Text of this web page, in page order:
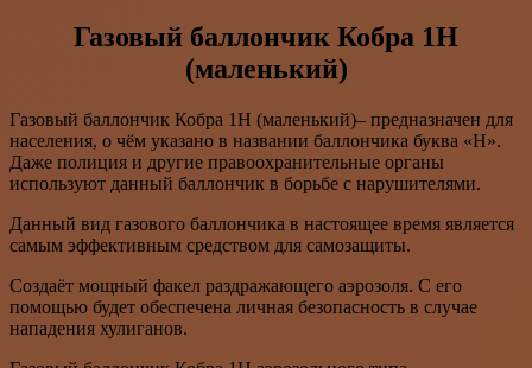
Газовый баллончик Кобра 1Н
(маленький)
Газовый баллончик Кобра 1Н (маленький)– предназначен для
населения, о чём указано в названии баллончика буква «Н».
Даже полиция и другие правоохранительные органы
используют данный баллончик в борьбе с нарушителями.
Данный вид газового баллончика в настоящее время является
самым эффективным средством для самозащиты.
Создаёт мощный факел раздражающего аэрозоля. С его
помощью будет обеспечена личная безопасность в случае
нападения хулиганов.